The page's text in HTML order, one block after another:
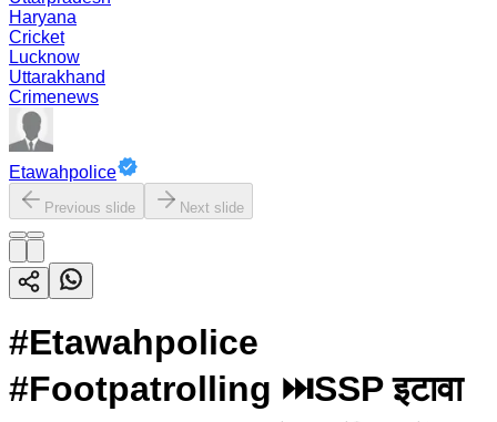
Haryana
Cricket
Lucknow
Uttarakhand
Crimenews
Etawahpolice
Previous slide Next slide
#Etawahpolice
#Footpatrolling ⏭️SSP इटावा